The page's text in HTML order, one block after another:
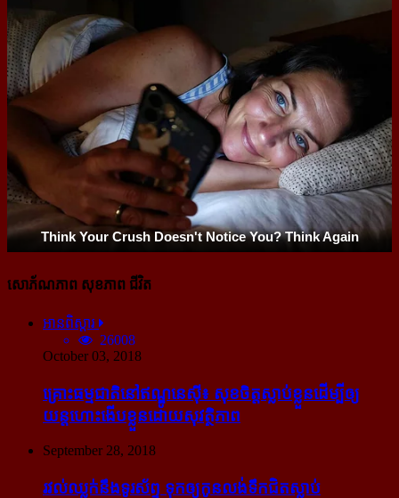
សោភ័ណភាព សុខភាព ជីវិត
អានពិស្ដារ
26008
October 03, 2018
គ្រោះធម្មជាតិនៅឥណ្ឌូនេស៊ី៖ សុខចិត្ត​ស្លាប់​ខ្លួន​ដើម្បី​ឲ្យ​
យន្ដហោះ​ងើប​ខ្លួន​ដោយ​សុវត្ថិភាព
September 28, 2018
រវល់​ឈ្លក់​នឹង​ទូរស័ព្ទ ទុក​ឲ្យ​កូន​លង់​ទឹក​ជិត​ស្លាប់